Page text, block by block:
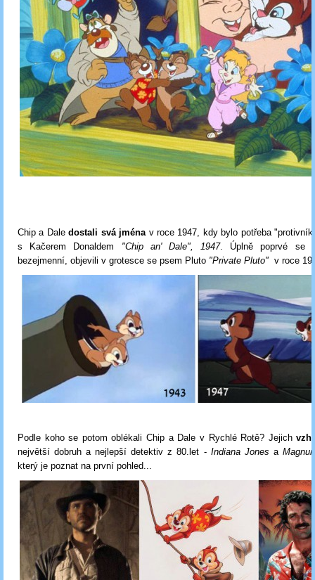
Chip a Daledostali svá jména v roce 1947, kdy bylo potřeba
s Kačerem Donaldem "Chip an' Dale", 1947. Úplně poprvé se
bezejmenní, objevili v grotesce se psem Pluto "Private Pluto" v roce
Podle koho se potom oblékali Chip a Dale v Rychlé Rotě? Jejich
největší dobruh a nejlepší detektiv z 80.let -Indiana Jones a
který je poznat na první pohled...